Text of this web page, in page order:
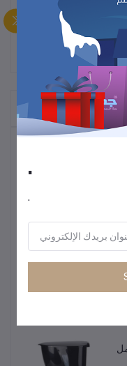
شراؤها بشكل متكرر
.
.